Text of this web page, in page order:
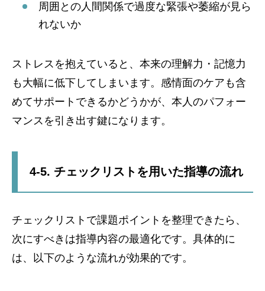
周囲との人間関係で過度な緊張や萎縮が見ら
れないか
ストレスを抱えていると、本来の理解力・記憶力
も大幅に低下してしまいます。感情面のケアも含
めてサポートできるかどうかが、本人のパフォー
マンスを引き出す鍵になります。
4-5. チェックリストを用いた指導の流れ
チェックリストで課題ポイントを整理できたら、
次にすべきは指導内容の最適化です。具体的に
は、以下のような流れが効果的です。